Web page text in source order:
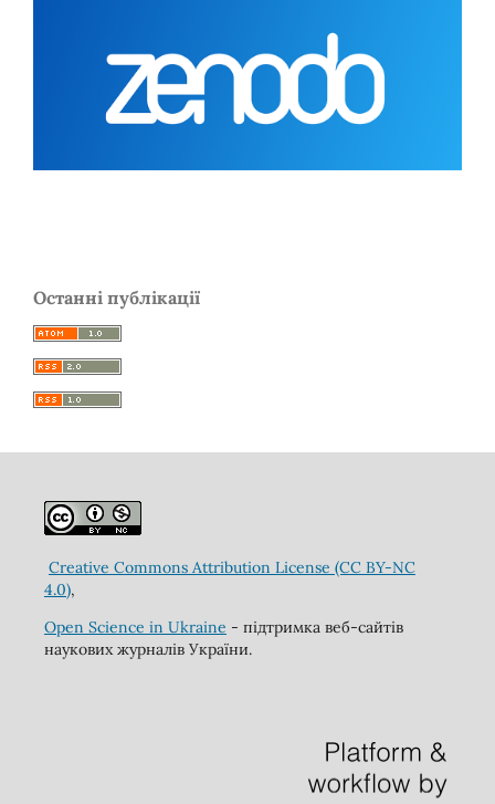
Останні публікації
Creative Commons Attribution License (CC BY-NC
4.0),
Open Science in Ukraine - підтримка веб-сайтів
наукових журналів України.